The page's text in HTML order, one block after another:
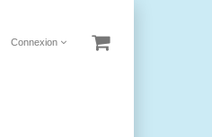
Connexion